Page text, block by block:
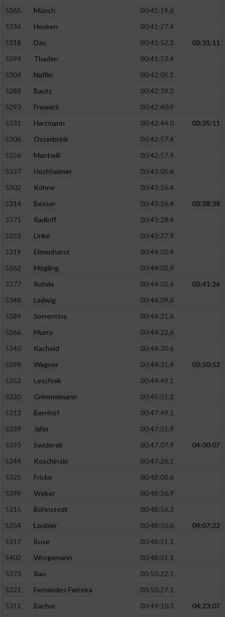
5365 Münch
00:41:19.6
5334
Heyken
00:41:27.4
5318
Dau 00:41:52.3
03:31:11
5394
Thaden
00:41:53.4
5304
Naffin
00:42:05.1
5288
Bautz
00:42:39.3
5293
Frewert
00:42:40.9
5331
Hartmann 00:42:44.0
03:35:11
5306
Osterbrink
00:42:57.4
5356
Mantwill
00:42:57.9
5337
Hochheimer
00:43:05.6
5302
Köhne
00:43:26.4
5314
Besser 00:43:26.4
03:38:38
5371
Radloff
00:43:28.4
5353
Linke
00:43:37.9
5319
Elmenhorst
00:44:02.4
5362
Mögling
00:44:02.9
5377
Rohde 00:44:02.4
03:41:26
5348
Ladwig
00:44:09.6
5389
Sorrentino
00:44:21.6
5366
Murro
00:44:22.6
5340
Kachold
00:44:30.6
5398
Wagner 00:44:31.4
03:50:52
5352
Leschnik
00:44:49.1
5330
Grimmelmann
00:45:51.3
5313
Bernhof
00:47:49.1
5339
Jahn
00:47:51.9
5393
Swiderek 00:47:07.9
04:00:07
5344
Koschinski
00:47:26.1
5325
Fricke
00:48:00.6
5399
Weber
00:48:36.9
5315
Böhnstedt
00:48:56.3
5354
Loubier 00:48:50.6
04:07:22
5317
Buse
00:48:51.1
5402
Wrogemann
00:48:51.1
5373
Rau
00:50:22.1
5321
Fernandes Ferreira
00:50:27.1
5311
Bacher 00:49:10.3
04:23:07